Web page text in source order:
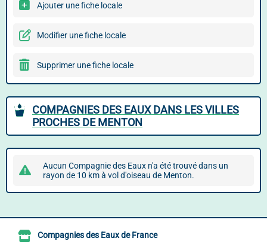
Ajouter une fiche locale
Modifier une fiche locale
Supprimer une fiche locale
COMPAGNIES DES EAUX DANS LES VILLES
PROCHES DE MENTON
Aucun Compagnie des Eaux n'a été trouvé dans un
rayon de 10 km à vol d'oiseau de Menton.
Compagnies des Eaux de France